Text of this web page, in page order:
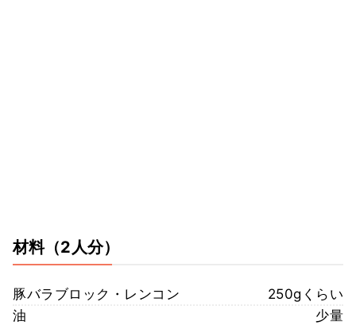
材料（2人分）
豚バラブロック・レンコン
250gくらい
油
少量